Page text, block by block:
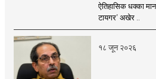
शिंदेंकडे जाण्याच्या चर्चा
सुरू
ऐतिहासिक धक्का
टायगर’ अखेर ..
१८ जून २०२६